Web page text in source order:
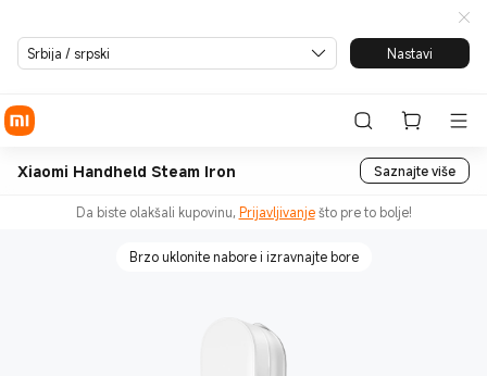
Srbija / srpski Nastavi
Xiaomi Handheld Steam Iron Saznajte više
Da biste olakšali kupovinu, Prijavljivanješto pre to bolje!
Brzo uklonite nabore i izravnajte bore